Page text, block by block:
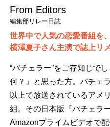
From Editors
編集部リレー日誌
世界中で人気の恋愛番組を、
横澤夏子さん主演で誌上リ
“バチェラー”をご存知じで
何？」と思った方。バチェ
以上で放送されているアメ
組。その日本版『バチェラ
Amazonプライムビデオで